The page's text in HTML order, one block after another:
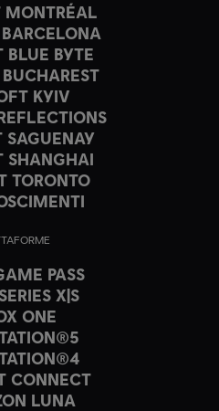
MONTRÉAL
BLUE BYTE
KYIV
SAGUENAY
SHANGHAI
TORONTO
PASS
X|S
ONE
CONNECT
LUNA